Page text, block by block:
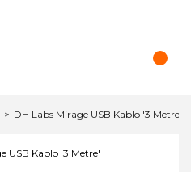
DH Labs Mirage USB Kablo '3 Metre'